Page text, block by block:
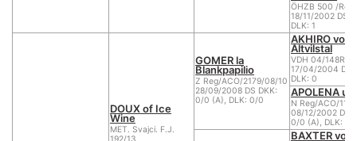
ÖHZB 500 /Reg
18/11/2002 DS
DLK: 1
DOUX of Ice
Wine
MET. Svajci. F.J.
GOMER la
Blankpapilio
Z Reg/ACO/2179/08/10
28/09/2008 DS DKK:
0/0 (A), DLK: 0/0
AKHIRO vom
Altvilstal
VDH 04/
17/04/2004 DS
DLK: 0
APOLENA u
N Reg/ACO/
08/12/2002 DS
0/0 (A), DLK: 0/
BAXTER vom